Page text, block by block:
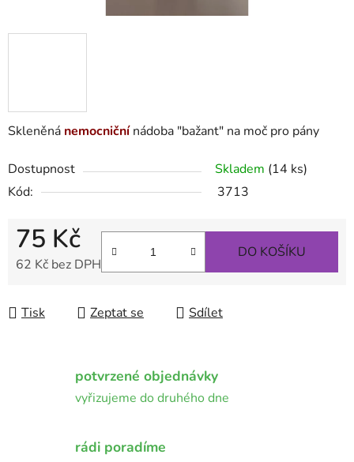
Skleněná nemocničnínádoba "bažant" na moč pro pány
Dostupnost Skladem (14 ks)
Kód:
3713
75 Kč
62 Kč bez DPH
DO KOŠÍKU
Tisk Zeptat se Sdílet
potvrzené objednávky
vyřizujeme do druhého dne
rádi poradíme